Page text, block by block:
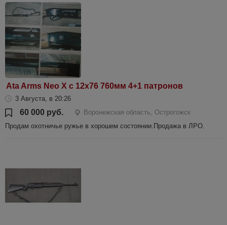
Ata Arms Neo X c 12x76 760мм 4+1 патронов
3 Августа, в 20:26
60 000 руб.
Воронежская область, Острогожск
Продам охотничье ружье в хорошем состоянии.Продажа в ЛРО.